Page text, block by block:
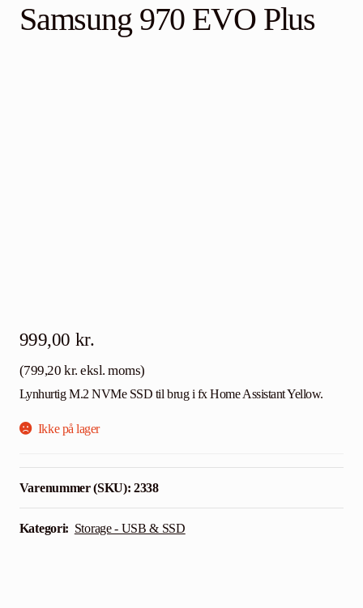
Raspberry Pi Tilbehør
Samsung 970 EVO Plus
999,00 kr.
(799,20kr. eksl. moms)
Lynhurtig M.2 NVMe SSD til brug i fx Home Assistant Yellow.
Ikke på lager
Varenummer (SKU):2338
Kategori: Storage - USB & SSD